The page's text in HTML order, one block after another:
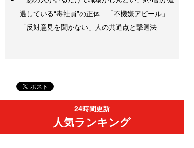
遇している“毒社員”の正体…「不機嫌アピール」
「反対意見を聞かない」人の共通点と撃退法
24時間更新
人気ランキング